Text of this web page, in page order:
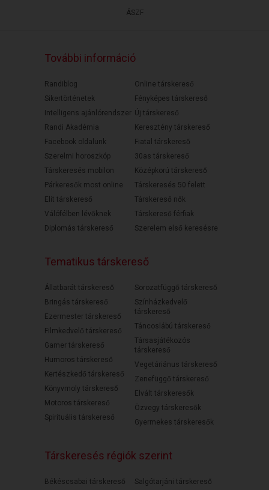
ÁSZF
További információ
Randiblog
Sikertörténetek
Intelligens ajánlórendszer
Randi Akadémia
Facebook oldalunk
Szerelmi horoszkóp
Társkeresés mobilon
Párkeresők most online
Elit társkereső
Válófélben lévőknek
Diplomás társkereső
Online társkereső
Fényképes társkereső
Új társkereső
Keresztény társkereső
Fiatal társkereső
30as társkereső
Középkorú társkereső
Társkeresés 50 felett
Társkereső nők
Társkereső férfiak
Szerelem első keresésre
Tematikus társkereső
Állatbarát társkereső
Bringás társkereső
Ezermester társkereső
Filmkedvelő társkereső
Gamer társkereső
Humoros társkereső
Kertészkedő társkereső
Könyvmoly társkereső
Motoros társkereső
Spirituális társkereső
Sorozatfüggő társkereső
Színházkedvelő
társkereső
Táncoslábú társkereső
Társasjátékozós
társkereső
Vegetáriánus társkereső
Zenefüggő társkereső
Elvált társkeresők
Özvegy társkeresők
Gyermekes társkeresők
Társkeresés régiók szerint
Békéscsabai társkereső
Salgótarjáni társkereső